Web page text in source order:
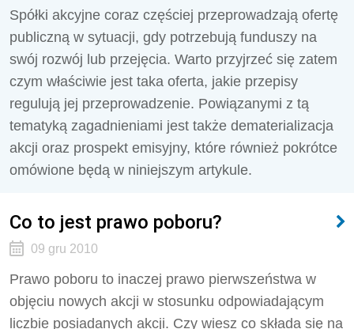
Spółki akcyjne coraz częściej przeprowadzają ofertę
publiczną w sytuacji, gdy potrzebują funduszy na
swój rozwój lub przejęcia. Warto przyjrzeć się zatem
czym właściwie jest taka oferta, jakie przepisy
regulują jej przeprowadzenie. Powiązanymi z tą
tematyką zagadnieniami jest także dematerializacja
akcji oraz prospekt emisyjny, które również pokrótce
omówione będą w niniejszym artykule.
Co to jest prawo poboru?
09 gru 2010
Prawo poboru to inaczej prawo pierwszeństwa w
objęciu nowych akcji w stosunku odpowiadającym
liczbie posiadanych akcji. Czy wiesz co składa się na